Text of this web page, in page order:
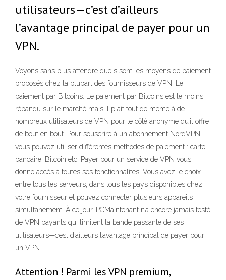
utilisateurs—c’est d’ailleurs
l’avantage principal de payer pour un
VPN.
Voyons sans plus attendre quels sont les moyens de paiement
proposés chez la plupart des fournisseurs de VPN. Le
paiement par Bitcoins. Le paiement par Bitcoins est le moins
répandu sur le marché mais il plait tout de même à de
nombreux utilisateurs de VPN pour le côté anonyme qu’il offre
de bout en bout. Pour souscrire à un abonnement NordVPN,
vous pouvez utiliser différentes méthodes de paiement : carte
bancaire, Bitcoin etc. Payer pour un service de VPN vous
donne accès à toutes ses fonctionnalités. Vous avez le choix
entre tous les serveurs, dans tous les pays disponibles chez
votre fournisseur et pouvez connecter plusieurs appareils
simultanément. À ce jour, PCMaintenant n’a encore jamais testé
de VPN payants qui limitent la bande passante de ses
utilisateurs—c’est d’ailleurs l’avantage principal de payer pour
un VPN.
Attention ! Parmi les VPN premium,